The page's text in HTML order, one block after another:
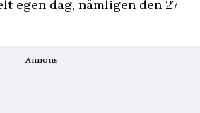
egen dag, nämligen den 27
Annons